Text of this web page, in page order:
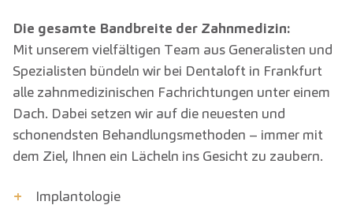
Die gesamte Bandbreite der Zahnmedizin:
Mit unserem vielfältigen Team aus Generalisten und
Spezialisten bündeln wir bei Dentaloft in Frankfurt
alle zahnmedizinischen Fachrichtungen unter einem
Dach. Dabei setzen wir auf die neuesten und
schonendsten Behandlungsmethoden – immer mit
dem Ziel, Ihnen ein Lächeln ins Gesicht zu zaubern.
+
Implantologie